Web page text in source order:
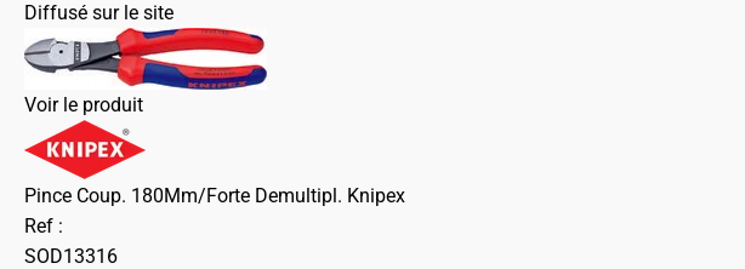
Diffusé sur le site
Voir le produit
Pince Coup. 180Mm/Forte Demultipl. Knipex
Ref :
SOD13316